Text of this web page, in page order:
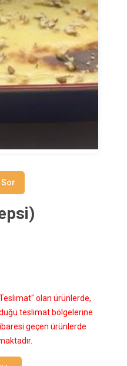
Sor
olan ürünlerde,
teslimat bölgelerine
geçen ürünlerde